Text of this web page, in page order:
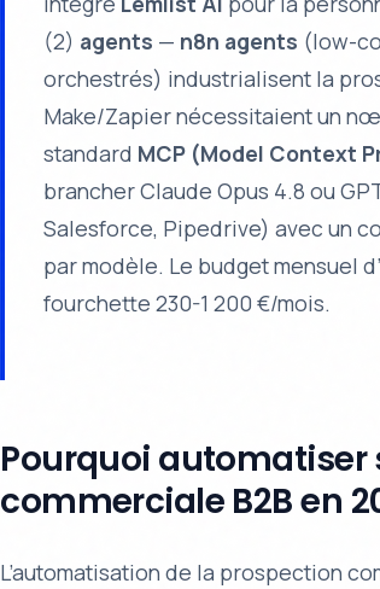
(2) agents — n8n agents (low-
orchestrés) industrialisent la
Make/Zapier nécessitaient un
standard MCP (Model Context
brancher Claude Opus 4.8 ou
Salesforce, Pipedrive) avec un
par modèle. Le budget mensuel
fourchette 230-1 200 €/mois.
Pourquoi automatiser
commerciale B2B en
L’automatisation de la prospection